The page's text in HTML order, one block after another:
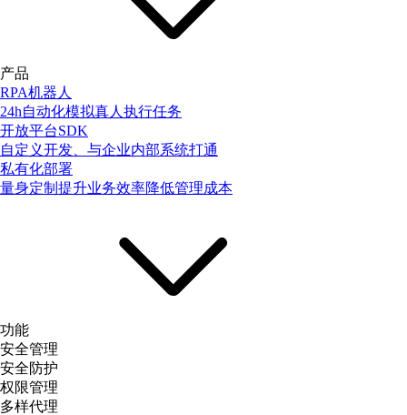
产品
RPA机器人
24h自动化模拟真人执行任务
开放平台SDK
自定义开发、与企业内部系统打通
私有化部署
量身定制提升业务效率降低管理成本
功能
安全管理
安全防护
权限管理
多样代理